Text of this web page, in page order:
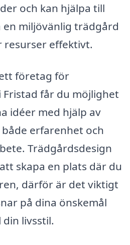
och kan hjälpa till
en miljövänlig trädgård
resurser effektivt.
företag för
får du möjlighet
idéer med hjälp av
erfarenhet och
Trädgårdsdesign
skapa en plats där du
därför är det viktigt
på dina önskemål
livsstil.